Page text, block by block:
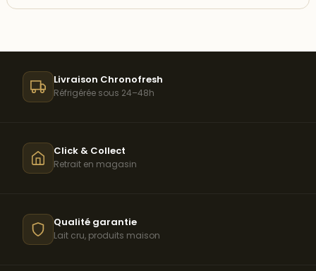
Livraison Chronofresh
Réfrigérée sous 24–48h
Click & Collect
Retrait en magasin
Qualité garantie
Lait cru, produits maison